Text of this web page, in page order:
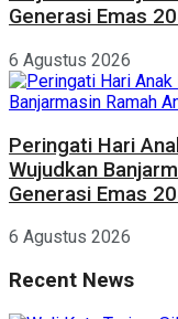
Generasi Emas
6 Agustus 2026
Peringati Hari
Wujudkan
Generasi Emas
6 Agustus 2026
Recent News